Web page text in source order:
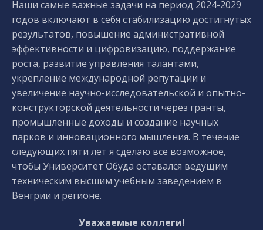
Наши самые важные задачи на период 2024-2029
годов включают в себя стабилизацию достигнутых
результатов, повышение административной
эффективности и цифровизацию, поддержание
роста, развитие управления талантами,
укрепление международной репутации и
увеличение научно-исследовательской и опытно-
конструкторской деятельности через гранты,
промышленные доходы и создание научных
парков и инновационного мышления. В течение
следующих пяти лет я сделаю все возможное,
чтобы Университет Обуда оставался ведущим
техническим высшим учебным заведением в
Венгрии и регионе.
Уважаемые коллеги!